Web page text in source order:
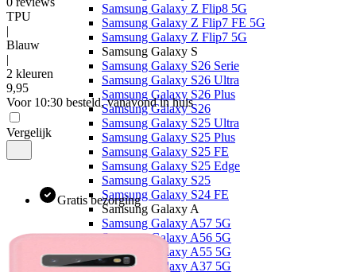
Samsung Galaxy Z Flip8 5G
Samsung Galaxy Z Flip7 FE 5G
Samsung Galaxy Z Flip7 5G
Samsung Galaxy S
Samsung Galaxy S26 Serie
Samsung Galaxy S26 Ultra
Samsung Galaxy S26 Plus
Samsung Galaxy S26
Samsung Galaxy S25 Ultra
Samsung Galaxy S25 Plus
Samsung Galaxy S25 FE
Samsung Galaxy S25 Edge
Samsung Galaxy S25
Samsung Galaxy S24 FE
Samsung Galaxy A
Samsung Galaxy A57 5G
Samsung Galaxy A56 5G
Samsung Galaxy A55 5G
Samsung Galaxy A37 5G
TPU
|
Blauw
|
2 kleuren
9,95
Voor 10:30 besteld, vanavond in huis
Vergelijk
Gratis bezorging